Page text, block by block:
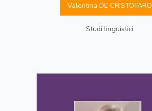
Valentina DE CRISTOFARO
Studi linguistici